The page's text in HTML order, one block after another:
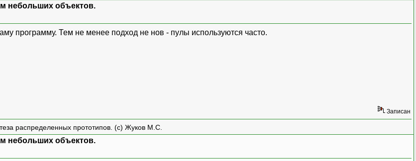
небольших объектов.
программу. Тем не менее подход не нов - пулы используются часто.
Записан
распределенных прототипов. (с) Жуков М.С.
небольших объектов.